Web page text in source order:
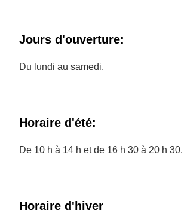
Jours d'ouverture:
Du lundi au samedi.
Horaire d'été:
De 10 h à 14 h et de 16 h 30 à 20 h 30.
Horaire d'hiver